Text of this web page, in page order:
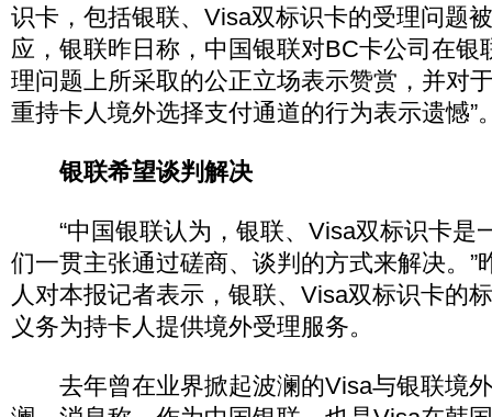
识卡，包括银联、Visa双标识卡的受理问题
应，银联昨日称，中国银联对BC卡公司在银
理问题上所采取的公正立场表示赞赏，并对
重持卡人境外选择支付通道的行为表示遗憾”
银联希望谈判解决
“中国银联认为，银联、Visa双标识卡是
们一贯主张通过磋商、谈判的方式来解决。”
人对本报记者表示，银联、Visa双标识卡的
义务为持卡人提供境外受理服务。
去年曾在业界掀起波澜的Visa与银联境外